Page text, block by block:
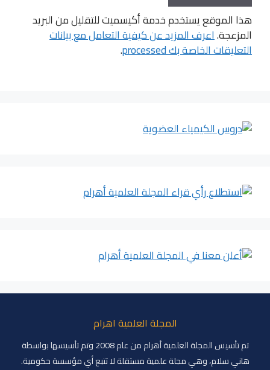
هذا الموقع يستخدم خدمة أكيسميت للتقليل من البريد
المزعجة.اعرف المزيد عن كيفية التعامل مع بيانات
التعليقات الخاصة بك processed .
المجلة العلمية اهرام
تم تأسيس المجلة العلمية أهرام من عام 2008 وتم تأسيسها بواسطة
هاني سلام، وهي مجلة علمية مستقلة لا تتبع أي مؤسسة حكومية.